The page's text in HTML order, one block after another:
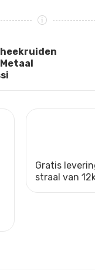
Metaal
Gratis
straal van